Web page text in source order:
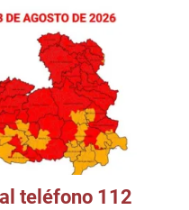
teléfono 112